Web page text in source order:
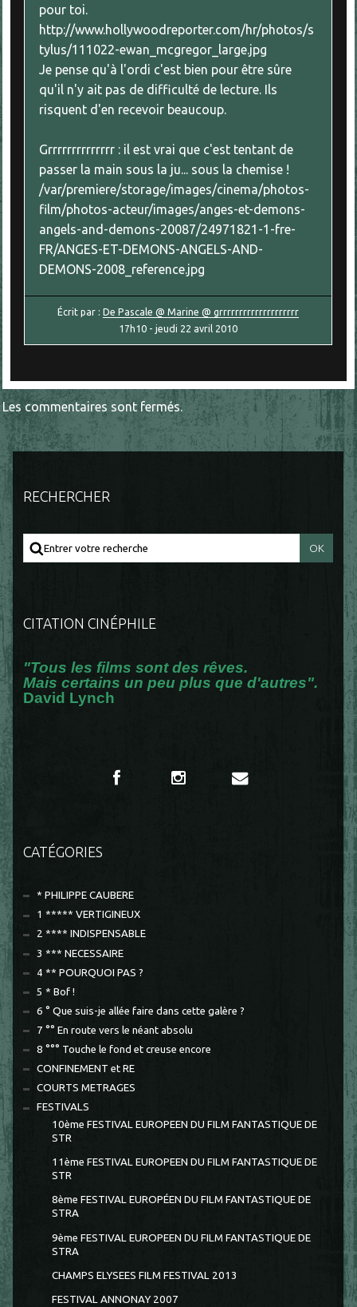
pour toi.
http://www.hollywoodreporter.com/hr/photos/s
tylus/111022-ewan_mcgregor_large.jpg
Je pense qu'à l'ordi c'est bien pour être sûre
qu'il n'y ait pas de difficulté de lecture. Ils
risquent d'en recevoir beaucoup.
Grrrrrrrrrrrrrr : il est vrai que c'est tentant de
passer la main sous la ju... sous la chemise !
/var/premiere/storage/images/cinema/photos-
film/photos-acteur/images/anges-et-demons-
angels-and-demons-20087/24971821-1-fre-
FR/ANGES-ET-DEMONS-ANGELS-AND-
DEMONS-2008_reference.jpg
Écrit par :De Pascale @ Marine @ grrrrrrrrrrrrrrrrrrrr
17h10 -jeudi 22 avril 2010
Les commentaires sont fermés.
RECHERCHER
CITATION CINÉPHILE
"Tous les films sont des rêves.
Mais certains un peu plus que d'autres".
David Lynch
CATÉGORIES
* PHILIPPE CAUBERE
1 ***** VERTIGINEUX
2 **** INDISPENSABLE
3 *** NECESSAIRE
4 ** POURQUOI PAS ?
5 * Bof !
6 ° Que suis-je allée faire dans cette galère ?
7 °° En route vers le néant absolu
8 °°° Touche le fond et creuse encore
CONFINEMENT et RE
COURTS METRAGES
FESTIVALS
10ème FESTIVAL EUROPEEN DU FILM FANTASTIQUE DE
STR
11ème FESTIVAL EUROPEEN DU FILM FANTASTIQUE DE
STR
8ème FESTIVAL EUROPÉEN DU FILM FANTASTIQUE DE
STRA
9ème FESTIVAL EUROPEEN DU FILM FANTASTIQUE DE
STRA
CHAMPS ELYSEES FILM FESTIVAL 2013
FESTIVAL ANNONAY 2007